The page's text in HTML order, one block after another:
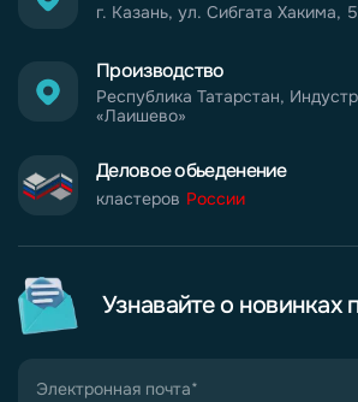
Деловое обьеденение
кластеров России
Производство
Республика Татарстан,
«Лаишево»
г. Казань, ул. Сибгата Хакима,
Узнавайте о новинках